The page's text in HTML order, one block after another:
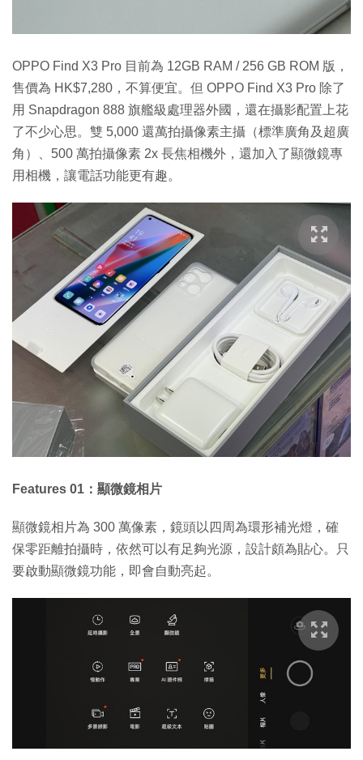
OPPO Find X3 Pro 目前為 12GB RAM / 256 GB ROM 版，
售價為 HK$7,280，不算便宜。但 OPPO Find X3 Pro 除了
用 Snapdragon 888 旗艦級處理器外國，還在攝影配置上花
了不少心思。雙 5,000 還萬拍攝像素主攝（標準廣角及超廣
角）、500 萬拍攝像素 2x 長焦相機外，還加入了顯微鏡專
用相機，讓電話功能更有趣。
Features 01：顯微鏡相片
顯微鏡相片為 300 萬像素，鏡頭以四周為環形補光燈，確
保零距離拍攝時，依然可以有足夠光源，設計頗為貼心。只
要啟動顯微鏡功能，即會自動亮起。